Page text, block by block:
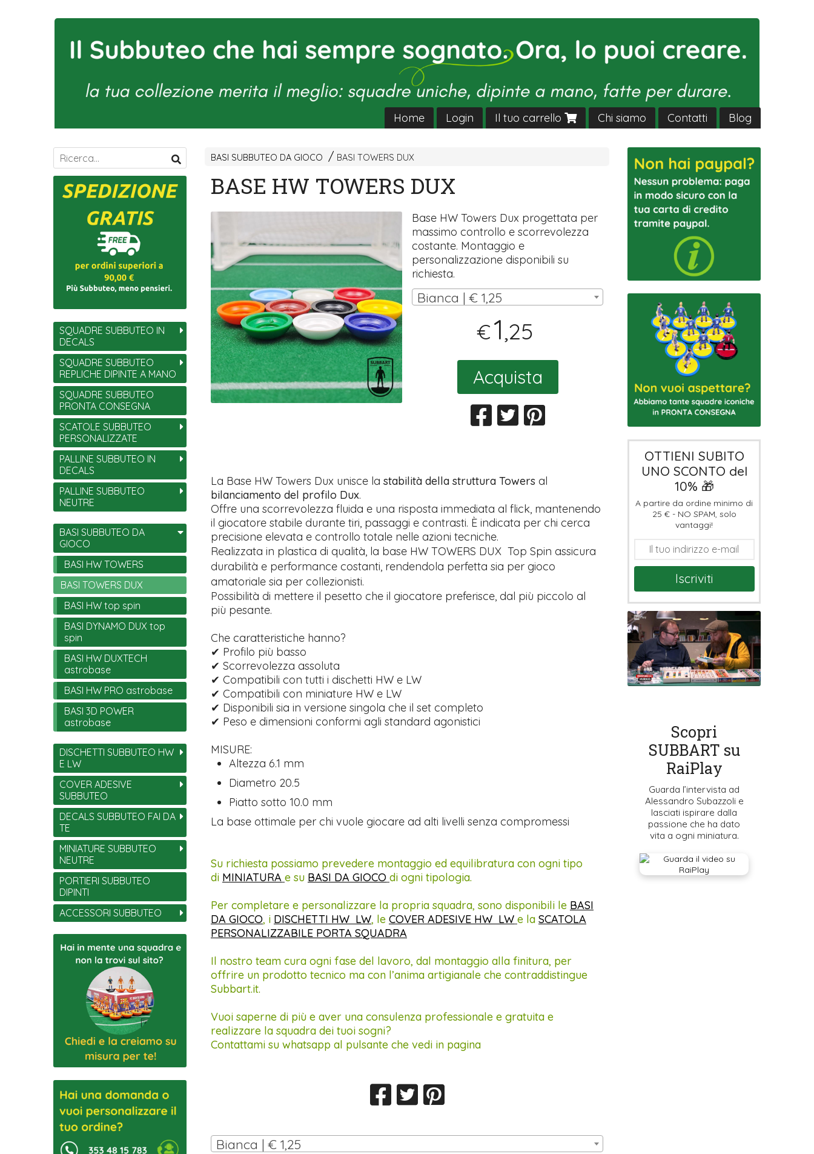
Home Login Il tuo carrello Chi siamo Contatti Blog
BASI SUBBUTEO DA GIOCO BASI TOWERS DUX
BASE HW TOWERS DUX
Base HW Towers Dux progettata per
massimo controllo e scorrevolezza
costante. Montaggio e
personalizzazione disponibili su
richiesta.
Bianca | € 1,25
€1,25
Acquista
La Base HW Towers Dux unisce la stabilità della struttura Towers al
bilanciamento del profilo Dux.
Offre una scorrevolezza fluida e una risposta immediata al flick, mantenendo
il giocatore stabile durante tiri, passaggi e contrasti. È indicata per chi cerca
precisione elevata e controllo totale nelle azioni tecniche.
Realizzata in plastica di qualità, la base HW TOWERS DUX Top Spin assicura
durabilità e performance costanti, rendendola perfetta sia per gioco
amatoriale sia per collezionisti.
Possibilità di mettere il pesetto che il giocatore preferisce, dal più piccolo al
più pesante.
Che caratteristiche hanno?
✔ Profilo più basso
✔ Scorrevolezza assoluta
✔ Compatibili con tutti i dischetti HW e LW
✔ Compatibili con miniature HW e LW
✔ Disponibili sia in versione singola che il set completo
✔ Peso e dimensioni conformi agli standard agonistici
MISURE:
Altezza 6.1 mm
Diametro 20.5
Piatto sotto 10.0 mm
La base ottimale per chi vuole giocare ad alti livelli senza compromessi
Su richiesta possiamo prevedere montaggio ed equilibratura con ogni tipo
di MINIATURA e su BASI DA GIOCO di ogni tipologia.
Per completare e personalizzare la propria squadra, sono disponibili le BASI
DA GIOCO, i DISCHETTI HW LW, le COVER ADESIVE HW LW e la SCATOLA
PERSONALIZZABILE PORTA SQUADRA
Il nostro team cura ogni fase del lavoro, dal montaggio alla finitura, per
offrire un prodotto tecnico ma con l’anima artigianale che contraddistingue
Subbart.it.
Vuoi saperne di più e aver una consulenza professionale e gratuita e
realizzare la squadra dei tuoi sogni?
Contattami su whatsapp al pulsante che vedi in pagina
Bianca | € 1,25
SQUADRE SUBBUTEO IN
DECALS
SQUADRE SUBBUTEO
REPLICHE DIPINTE A MANO
SQUADRE SUBBUTEO
PRONTA CONSEGNA
SCATOLE SUBBUTEO
PERSONALIZZATE
PALLINE SUBBUTEO IN
DECALS
PALLINE SUBBUTEO
NEUTRE
BASI SUBBUTEO DA
GIOCO
BASI HW TOWERS
BASI TOWERS DUX
BASI HW top spin
BASI DYNAMO DUX top
spin
BASI HW DUXTECH
astrobase
BASI HW PRO astrobase
BASI 3D POWER
astrobase
DISCHETTI SUBBUTEO HW
E LW
COVER ADESIVE
SUBBUTEO
DECALS SUBBUTEO FAI DA
TE
MINIATURE SUBBUTEO
NEUTRE
PORTIERI SUBBUTEO
DIPINTI
ACCESSORI SUBBUTEO
OTTIENI SUBITO
UNO SCONTO del
10% 🎁
A partire da ordine minimo di
25 € - NO SPAM, solo
vantaggi!
Iscriviti
Scopri
SUBBART su
RaiPlay
Guarda l’intervista ad
Alessandro Subazzoli e
lasciati ispirare dalla
passione che ha dato
vita a ogni miniatura.